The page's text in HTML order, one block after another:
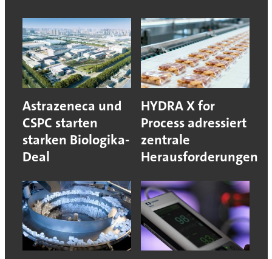
Astrazeneca und
CSPC starten
starken Biologika-
Deal
HYDRA X for
Process adressiert
zentrale
Herausforderungen